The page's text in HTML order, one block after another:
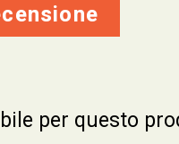
per questo